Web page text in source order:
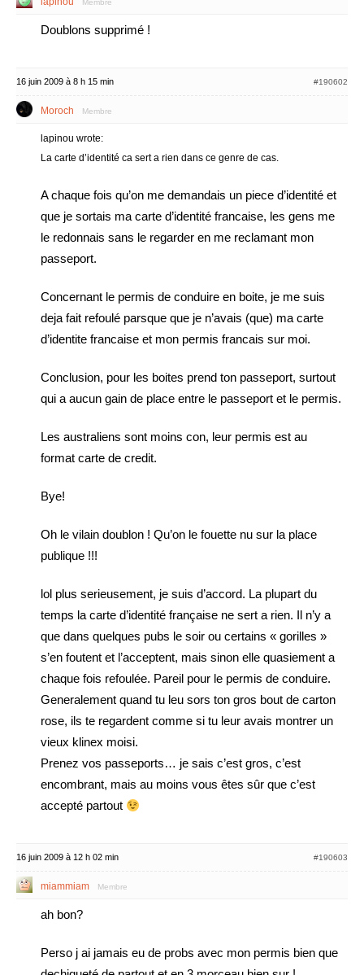
Membre
Doublons supprimé !
16 juin 2009 à 8 h 15 min #190602
Moroch Membre
lapinou wrote:
La carte d’identité ca sert a rien dans ce genre de cas.
A chaque fois qu’on me demandais un piece d’identité et
que je sortais ma carte d’identité francaise, les gens me
le redonnais sans le regarder en me reclamant mon
passeport.
Concernant le permis de conduire en boite, je me suis
deja fait refoulé parsque que je n’avais (que) ma carte
d’identite francaise et mon permis francais sur moi.
Conclusion, pour les boites prend ton passeport, surtout
qui a aucun gain de place entre le passeport et le permis.
Les australiens sont moins con, leur permis est au
format carte de credit.
Bye!
Oh le vilain doublon ! Qu’on le fouette nu sur la place
publique !!!
lol plus serieusement, je suis d’accord. La plupart du
temps la carte d’identité française ne sert a rien. Il n’y a
que dans quelques pubs le soir ou certains « gorilles »
s’en foutent et l’acceptent, mais sinon elle quasiement a
chaque fois refoulée. Pareil pour le permis de conduire.
Generalement quand tu leu sors ton gros bout de carton
rose, ils te regardent comme si tu leur avais montrer un
vieux klinex moisi.
Prenez vos passeports… je sais c’est gros, c’est
encombrant, mais au moins vous êtes sûr que c’est
accepté partout
16 juin 2009 à 12 h 02 min #190603
miammiam Membre
ah bon?
Perso j ai jamais eu de probs avec mon permis bien que